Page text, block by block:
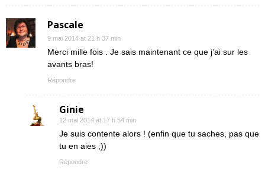
Pascale
9 mai 2014 at 21 h 37 min
Merci mille fois . Je sais maintenant ce que j’ai sur les
avants bras!
Répondre
Ginie
12 mai 2014 at 17 h 54 min
Je suis contente alors ! (enfin que tu saches, pas que
tu en aies ;))
Répondre